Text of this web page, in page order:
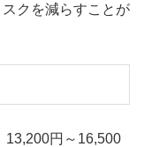
クを減らすことが
13,200円～16,500